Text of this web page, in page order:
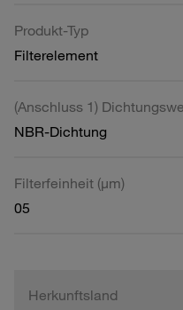
Produkt-Typ
Filterelement
(Anschluss 1)
NBR-Dichtung
Filterfeinheit (µm)
05
Herkunftsland